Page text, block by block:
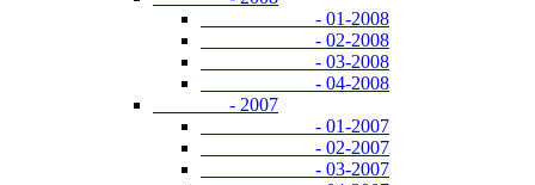
- 01-2008
- 02-2008
- 03-2008
- 04-2008
- 2007
- 01-2007
- 02-2007
- 03-2007